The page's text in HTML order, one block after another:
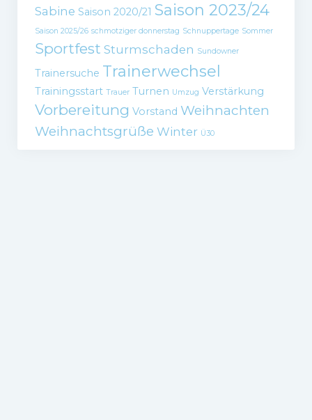
Sabine Saison 2020/21 Saison 2023/24
Saison 2025/26 schmotziger donnerstag Schnuppertage Sommer
Sportfest Sturmschaden Sundowner
Trainersuche Trainerwechsel
Trainingsstart Trauer Turnen Umzug Verstärkung
Vorbereitung Vorstand Weihnachten
Weihnachtsgrüße Winter Ü30